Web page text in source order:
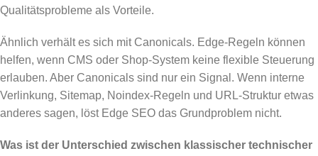
Qualitätsprobleme als Vorteile.
Ähnlich verhält es sich mit Canonicals. Edge-Regeln können
helfen, wenn CMS oder Shop-System keine flexible Steuerung
erlauben. Aber Canonicals sind nur ein Signal. Wenn interne
Verlinkung, Sitemap, Noindex-Regeln und URL-Struktur etwas
anderes sagen, löst Edge SEO das Grundproblem nicht.
Was ist der Unterschied zwischen klassischer technischer